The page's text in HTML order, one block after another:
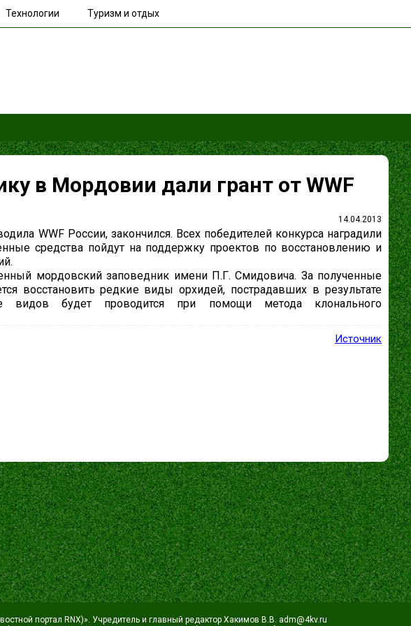
Технологии Туризм и отдых
в Мордовии дали грант от WWF
14.04.2013
WWF России, закончился. Всех победителей конкурса наградили
средства пойдут на поддержку проектов по восстановлению и
мордовский заповедник имени П.Г. Смидовича. За полученные
восстановить редкие виды орхидей, пострадавших в результате
видов будет проводится при помощи метода клонального
Источник
портал RNX)». Учредитель и главный редактор Хакимов В.В. adm@4kv.ru